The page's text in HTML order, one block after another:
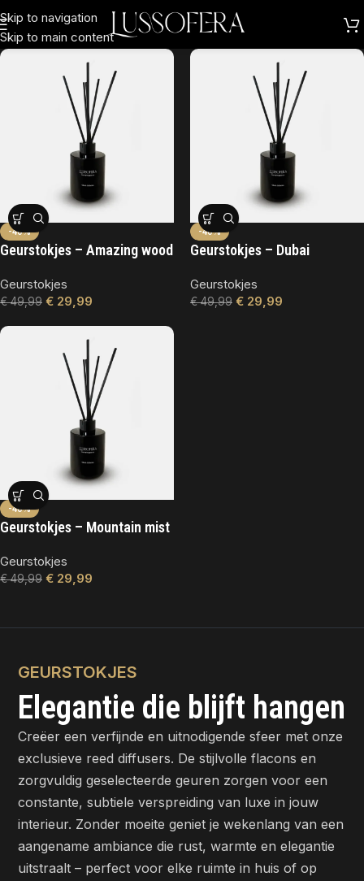
Skip to navigation
Skip to main content
-40%
Geurstokjes – Amazing wood
Geurstokjes
€49,99 € 29,99
-40%
Geurstokjes – Dubai
Geurstokjes
€49,99 € 29,99
-40%
Geurstokjes – Mountain mist
Geurstokjes
€49,99 € 29,99
GEURSTOKJES
Elegantie die blijft hangen
Creëer een verfijnde en uitnodigende sfeer met onze
exclusieve reed diffusers. De stijlvolle flacons en
zorgvuldig geselecteerde geuren zorgen voor een
constante, subtiele verspreiding van luxe in jouw
interieur. Zonder moeite geniet je wekenlang van een
aangename ambiance die rust, warmte en elegantie
uitstraalt – perfect voor elke ruimte in huis of op